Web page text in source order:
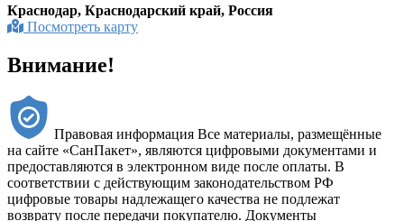
Краснодар, Краснодарский край, Россия
Посмотреть карту
Внимание!
Правовая информация Все материалы, размещённые
на сайте «СанПакет», являются цифровыми документами и
предоставляются в электронном виде после оплаты. В
соответствии с действующим законодательством РФ
цифровые товары надлежащего качества не подлежат
возврату после передачи покупателю. Документы